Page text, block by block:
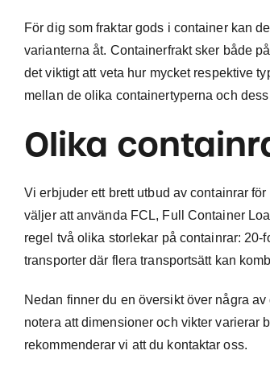
För dig som fraktar gods i container kan
varianterna åt. Containerfrakt sker både
det viktigt att veta hur mycket respektive
mellan de olika containertyperna och
Olika
Vi erbjuder ett brett utbud av containrar
väljer att använda FCL, Full Container
regel två olika storlekar på containrar:
transporter där flera transportsätt kan
Nedan finner du en översikt över några
notera att dimensioner och vikter varierar
rekommenderar vi att du kontaktar oss.